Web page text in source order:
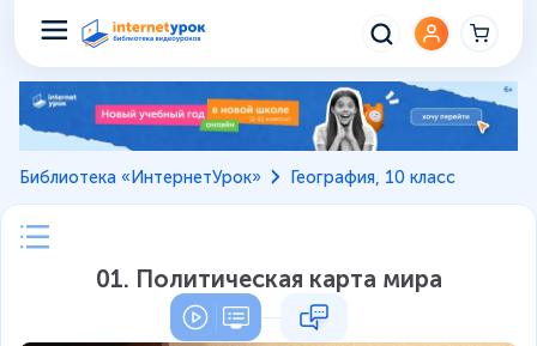
Библиотека «ИнтернетУрок» География, 10 класс
01. Политическая карта мира